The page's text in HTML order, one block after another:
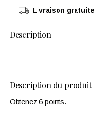
Livraison gratuite
Description
Description du produit
Obtenez 6 points.